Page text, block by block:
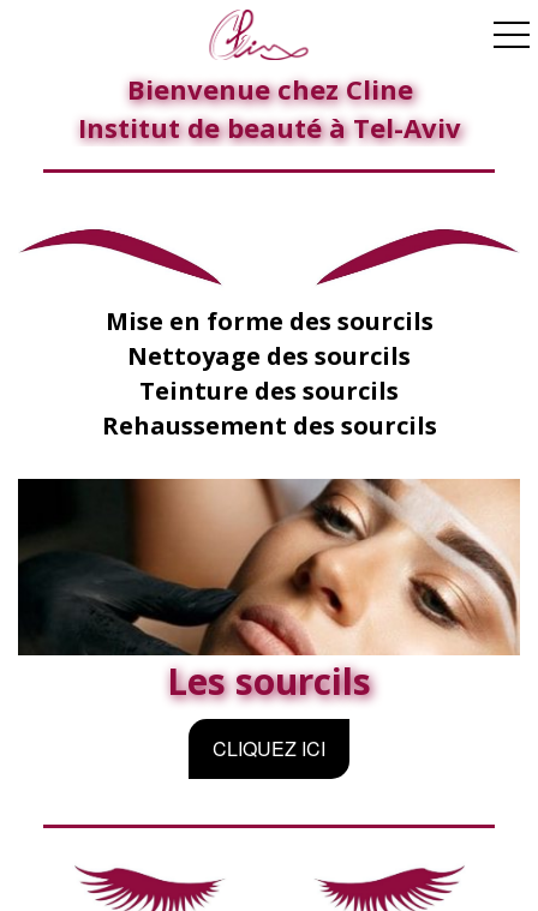
Bienvenue chez Cline
Institut de beauté à Tel-Aviv
Mise en forme des sourcils
Nettoyage des sourcils
Teinture des sourcils
Rehaussement des sourcils
Les sourcils
CLIQUEZ ICI